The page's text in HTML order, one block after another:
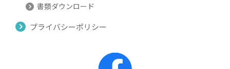
書類ダウンロード
プライバシーポリシー